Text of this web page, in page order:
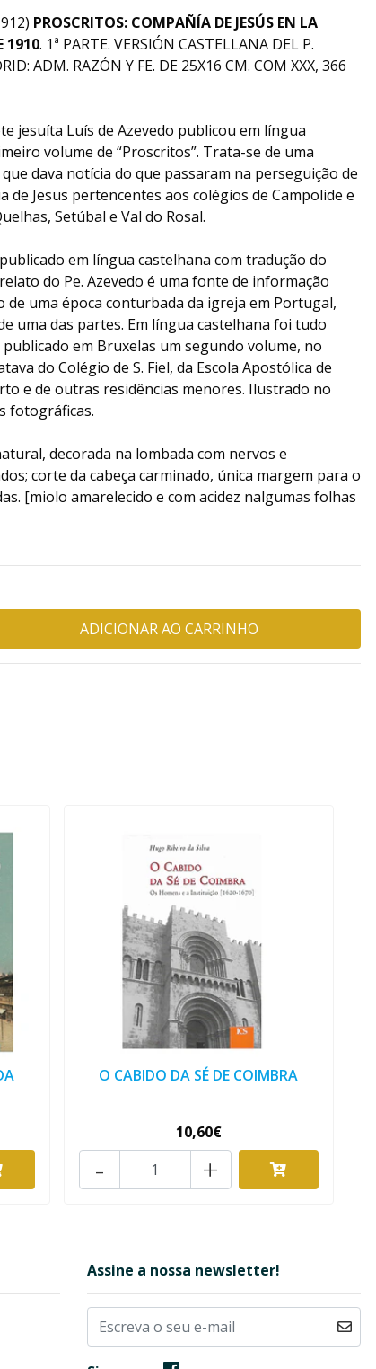
PROSCRITOS: COMPAÑÍA DE JESÚS EN LA
1910. 1ª PARTE. VERSIÓN CASTELLANA DEL P.
ADM. RAZÓN Y FE. DE 25X16 CM. COM XXX, 366
jesuíta Luís de Azevedo publicou em língua
volume de “Proscritos”. Trata-se de uma
dava notícia do que passaram na perseguição de
de Jesus pertencentes aos colégios de Campolide e
Setúbal e Val do Rosal.
em língua castelhana com tradução do
do Pe. Azevedo é uma fonte de informação
uma época conturbada da igreja em Portugal,
uma das partes. Em língua castelhana foi tudo
em Bruxelas um segundo volume, no
do Colégio de S. Fiel, da Escola Apostólica de
e de outras residências menores. Ilustrado no
fotográficas.
decorada na lombada com nervos e
corte da cabeça carminado, única margem para o
[miolo amarelecido e com acidez nalgumas folhas
O CABIDO DA SÉ DE COIMBRA
10,60€
+
-
Assine a nossa newsletter!